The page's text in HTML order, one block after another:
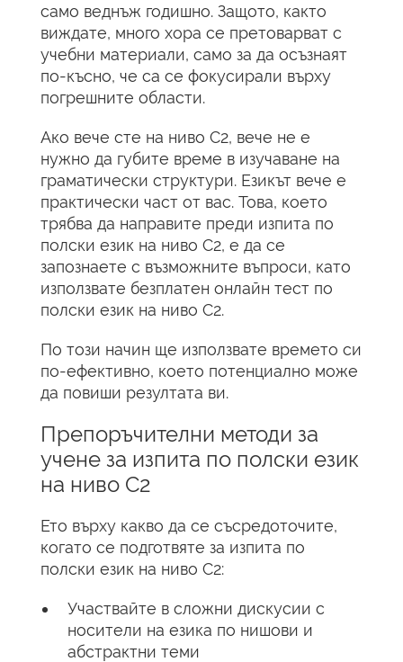
само веднъж годишно. Защото, както
виждате, много хора се претоварват с
учебни материали, само за да осъзнаят
по-късно, че са се фокусирали върху
погрешните области.
Ако вече сте на ниво C2, вече не е
нужно да губите време в изучаване на
граматически структури. Езикът вече е
практически част от вас. Това, което
трябва да направите преди изпита по
полски език на ниво C2, е да се
запознаете с възможните въпроси, като
използвате безплатен онлайн тест по
полски език на ниво C2.
По този начин ще използвате времето си
по-ефективно, което потенциално може
да повиши резултата ви.
Препоръчителни методи за
учене за изпита по полски език
на ниво C2
Ето върху какво да се съсредоточите,
когато се подготвяте за изпита по
полски език на ниво C2:
Участвайте в сложни дискусии с
носители на езика по нишови и
абстрактни теми